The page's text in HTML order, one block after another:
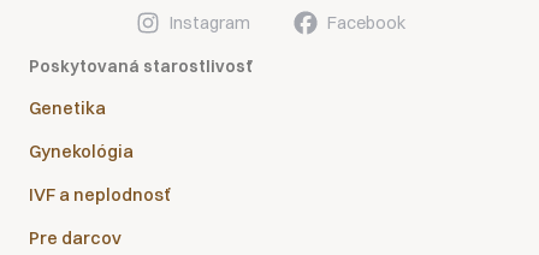
Instagram Facebook
Poskytovaná starostlivosť
Genetika
Gynekológia
IVF a neplodnosť
Pre darcov